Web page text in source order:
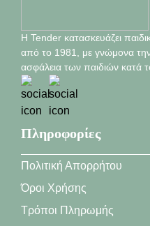
Η Tender κατασκευάζει
από το 1981, με γνώμονα την
ασφάλεια των παιδιών κατά
Πληροφορίες
Πολιτική Απορρήτου
Όροι Χρήσης
Τρόποι Πληρωμής